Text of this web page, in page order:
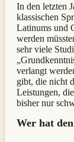
In den letzten
klassischen
Latinums und
werden
sehr viele
verlangt
gibt, die nicht
Leistungen,
bisher nur
Wer hat